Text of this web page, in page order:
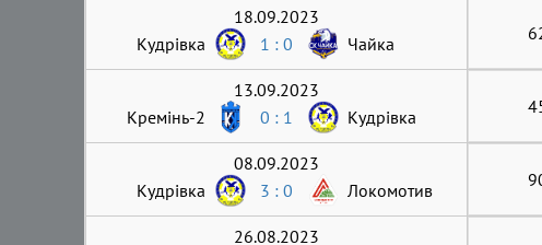
18.09.2023
Кудрівка
1 : 0 Чайка
13.09.2023
Кремінь-2
0 : 1 Кудрівка
08.09.2023
Кудрівка
3 : 0 Локомотив
26.08.2023